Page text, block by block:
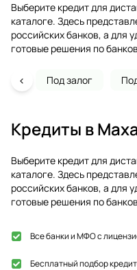
Выберите кредит для
каталоге. Здесь
российских банков, а для
готовые решения по
Под залог
‹
Кредиты в
Выберите кредит для
каталоге. Здесь
российских банков, а для
готовые решения по
Все банки и МФО с
Бесплатный подбор